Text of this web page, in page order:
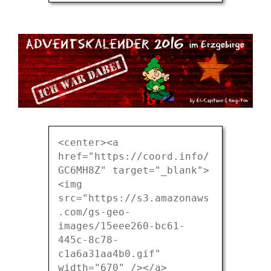
<center><a
href="https://coord.info/
GC6MH8Z" target="_blank">
<img
src="https://s3.amazonaws
.com/gs-geo-
images/15eee260-bc61-
445c-8c78-
c1a6a31aa4b0.gif"
width="670" /></a>